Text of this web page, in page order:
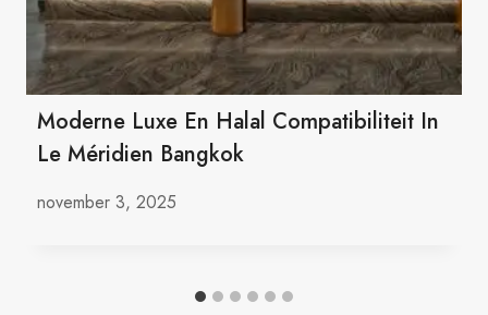
Moderne Luxe En Halal Compatibiliteit In
Le Méridien Bangkok
november 3, 2025